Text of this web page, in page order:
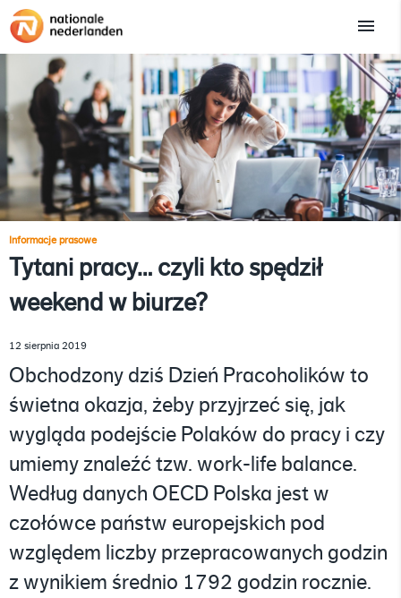
Informacje prasowe
Tytani pracy… czyli kto spędził
weekend w biurze?
12 sierpnia 2019
Obchodzony dziś Dzień Pracoholików to
świetna okazja, żeby przyjrzeć się, jak
wygląda podejście Polaków do pracy i czy
umiemy znaleźć tzw. work-life balance.
Według danych OECD Polska jest w
czołówce państw europejskich pod
względem liczby przepracowanych godzin
z wynikiem średnio 1792 godzin rocznie.